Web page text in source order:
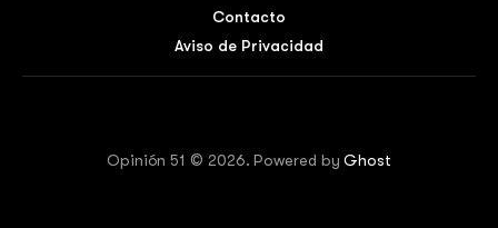
Contacto
Aviso de Privacidad
Opinión 51 © 2026. Powered byGhost